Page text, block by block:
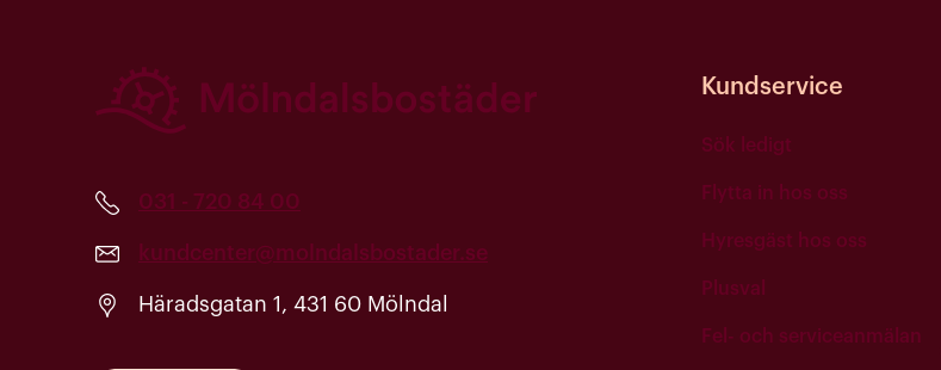
031 - 720 84 00
kundcenter@molndalsbostader.se
Häradsgatan 1, 431 60 Mölndal
Kundservice
Sök ledigt
Flytta in hos oss
Hyresgäst hos oss
Plusval
Fel- och serviceanmälan